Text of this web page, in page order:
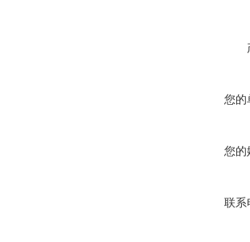
您的
您的
联系